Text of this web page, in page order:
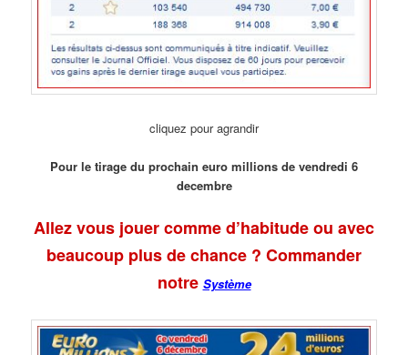
cliquez pour agrandir
Pour le tirage du prochain euro millions de vendredi 6
decembre
Allez vous jouer comme d’habitude ou avec
beaucoup plus de chance ? Commander
notre Système